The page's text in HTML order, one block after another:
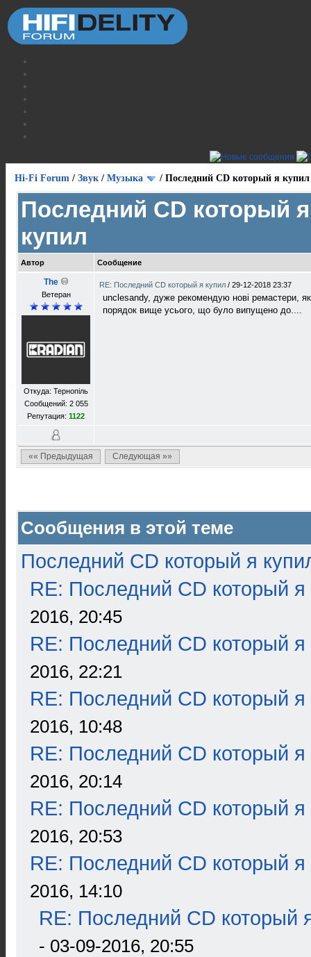
Hi-Fi Forum / Звук / Музыка / Последний CD который я купил
Последний CD который я
купил
Автор Сообщение
The
Ветеран
Откуда: Тернопіль
Сообщений: 2 055
Репутация: 1122
RE: Последний CD который я купил / 29-12-2018 23:37
unclesandy, дуже рекомендую нові ремастери,
порядок вище усього, що було випущено до....
«« Предыдущая Следующая »»
Сообщения в этой теме
Последний CD который я
RE: Последний CD который я
2016, 20:45
RE: Последний CD который я
2016, 22:21
RE: Последний CD который я
2016, 10:48
RE: Последний CD который я
2016, 20:14
RE: Последний CD который я
2016, 20:53
RE: Последний CD который я
2016, 14:10
RE: Последний CD который
- 03-09-2016, 20:55